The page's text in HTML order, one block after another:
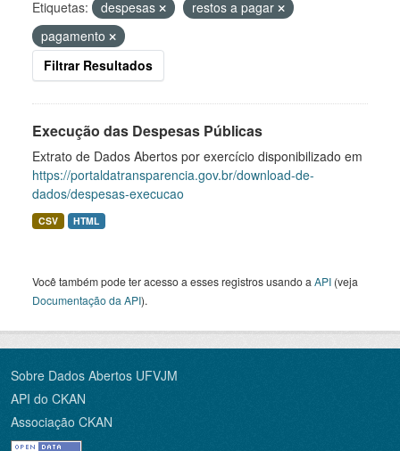
Etiquetas: despesas
restos a pagar
pagamento
Filtrar Resultados
Execução das Despesas Públicas
Extrato de Dados Abertos por exercício disponibilizado em
https://portaldatransparencia.gov.br/download-de-
dados/despesas-execucao
CSV HTML
Você também pode ter acesso a esses registros usando a API (veja
Documentação da API).
Sobre Dados Abertos UFVJM
API do CKAN
Associação CKAN